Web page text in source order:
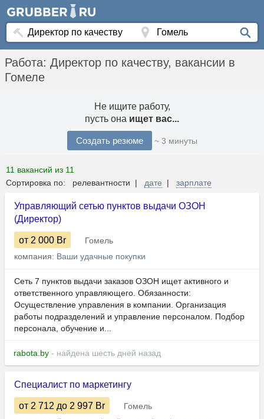
Работа: Директор по качеству, вакансии в
Гомеле
Не ищите работу,
пусть она ищет вас...
Создать резюме ~ 3 минуты
11 вакансий из 11
Сортировка по: релевантности | дате | зарплате
Управляющий сетью пунктов выдачи ОЗОН
(Директор)
от 2 000 Br
Гомель
компания: Ваши удачные покупки
Сеть 7 пунктов выдачи заказов ОЗОН ищет активного и
ответственного управляющего. Обязанности:
Осуществление управления в компании. Организация
работы подразделений и управление персоналом. Подбор
персонала, обучение и...
rabota.by - найдена шесть дней назад
Специалист по маркетингу
от 2 712 до 2 997 Br
Гомель